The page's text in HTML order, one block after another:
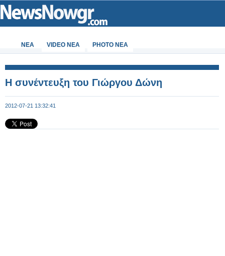
ΝΕΑ VIDEO NEA PHOTO NEA
H συνέντευξη του Γιώργου Δώνη
2012-07-21 13:32:41